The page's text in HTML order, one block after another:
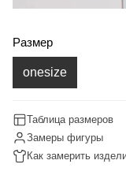
Размер
onesize
Таблица размеров
Замеры фигуры
Как замерить